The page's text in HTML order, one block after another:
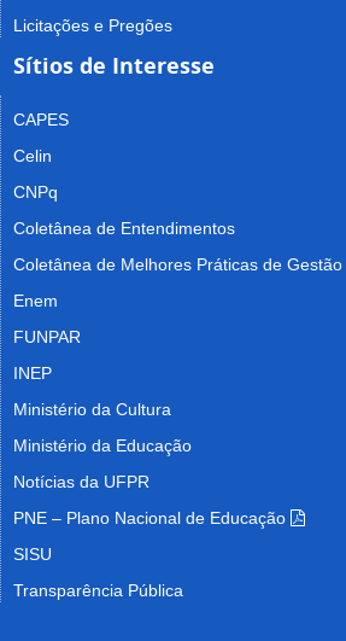
Licitações e Pregões
Sítios de Interesse
CAPES
Celin
CNPq
Coletânea de Entendimentos
Coletânea de Melhores Práticas de
Enem
FUNPAR
INEP
Ministério da Cultura
Ministério da Educação
Notícias da UFPR
PNE – Plano Nacional de Educação
SISU
Transparência Pública